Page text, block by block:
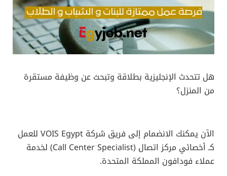
هل تتحدث الإنجليزية بطلاقة وتبحث عن وظيفة مستقرة
من المنزل؟
الآن يمكنك الانضمام إلى فريق شركة VOIS Egypt للعمل
كـ أخصائي مركز اتصال (Call Center Specialist) لخدمة
عملاء فودافون المملكة المتحدة.